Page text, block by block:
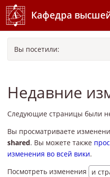
Кафедра
Вы посетили:
Недавние
Следующие страницы были
Вы просматриваете
shared. Вы можете также
изменения во всей вики.
Посмотреть изменения